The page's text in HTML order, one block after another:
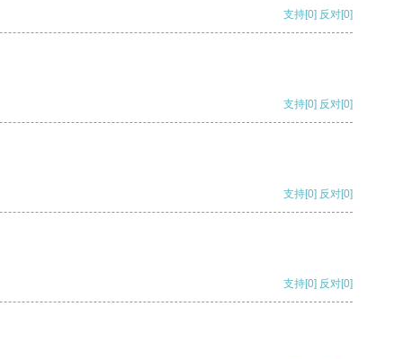
支持[0] 反对[0]
支持[0] 反对[0]
支持[0] 反对[0]
支持[0] 反对[0]